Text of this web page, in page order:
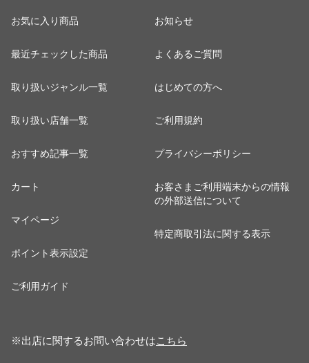
お気に入り商品
最近チェックした商品
取り扱いジャンル一覧
取り扱い店舗一覧
おすすめ記事一覧
カート
マイページ
ポイント表示設定
ご利用ガイド
お知らせ
よくあるご質問
はじめての方へ
ご利用規約
プライバシーポリシー
お客さまご利用端末からの情報
の外部送信について
特定商取引法に関する表示
※出店に関するお問い合わせはこちら